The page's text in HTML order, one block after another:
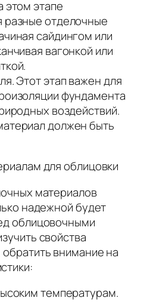
этом этапе
разные отделочные
сайдингом или
вагонкой или
Этот этап важен для
фундамента
воздействий.
должен быть
для облицовки
материалов
надежной будет
облицовочными
свойства
внимание на
температурам.